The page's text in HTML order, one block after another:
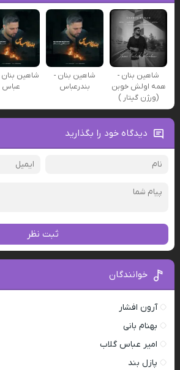
شاهین بنان -
همه اولش خوبن
(ورژن گیتار )
شاهین بنان -
بندرعباس
شاهین بنان
عباس
دیدگاه خود را بگذارید
ثبت نظر
خوانندگان
آرون افشار
بهنام بانی
امیر عباس گلاب
پازل بند